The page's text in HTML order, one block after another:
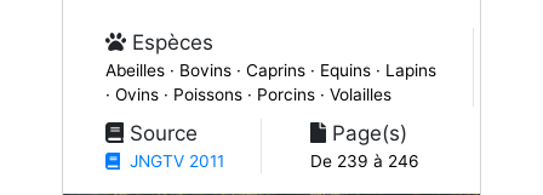
Espèces
Abeilles · Bovins · Caprins · Equins · Lapins
· Ovins · Poissons · Porcins · Volailles
Source
JNGTV 2011
Page(s)
De 239 à 246